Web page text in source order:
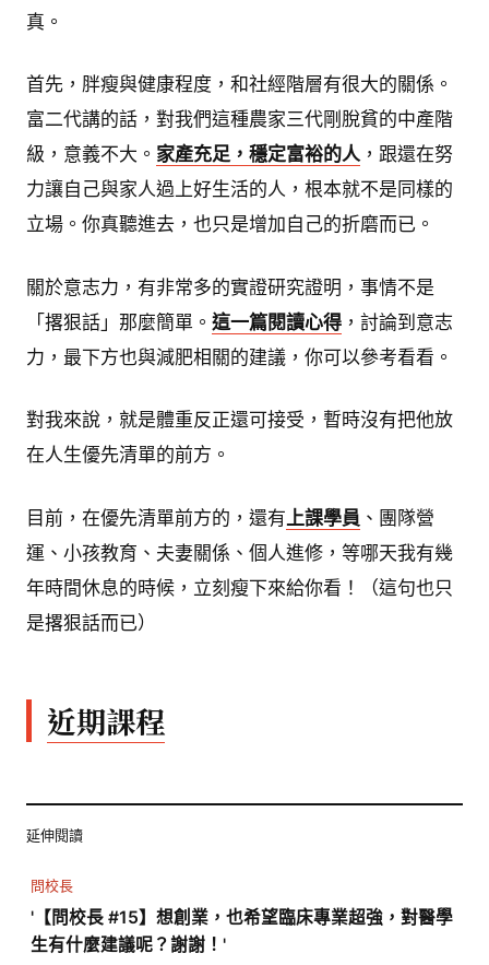
真。
首先，胖瘦與健康程度，和社經階層有很大的關係。
富二代講的話，對我們這種農家三代剛脫貧的中產階
級，意義不大。 家產充足，穩定富裕的人，跟還在努
力讓自己與家人過上好生活的人，根本就不是同樣的
立場。你真聽進去，也只是增加自己的折磨而已。
關於意志力，有非常多的實證研究證明，事情不是
「撂狠話」那麼簡單。 這一篇閱讀心得 ，討論到意志
力，最下方也與減肥相關的建議，你可以參考看看。
對我來說，就是體重反正還可接受，暫時沒有把他放
在人生優先清單的前方。
目前，在優先清單前方的，還有 上課學員 、團隊營
運、小孩教育、夫妻關係、個人進修，等哪天我有幾
年時間休息的時候，立刻瘦下來給你看！（這句也只
是撂狠話而已）
近期課程
延伸閱讀
問校長
'【問校長 #15】想創業，也希望臨床專業超強，對醫學
生有什麼建議呢？謝謝！'